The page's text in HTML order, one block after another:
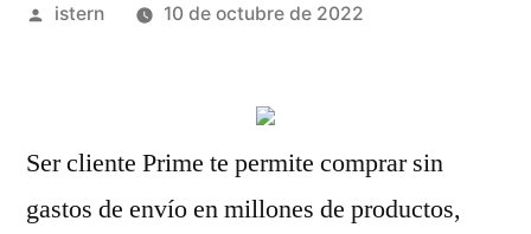
Publicado
istern 10 de octubre de 2022
Ser cliente Prime te permite comprar sin
gastos de envío en millones de productos,